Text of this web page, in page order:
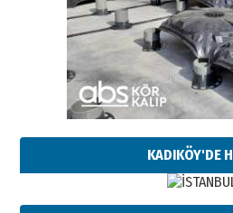
KADIKÖY'DE